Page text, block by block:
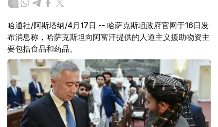
哈通社/阿斯塔纳/4月17日 -- 哈萨克斯坦政府官网于16日发
布消息称，哈萨克斯坦向阿富汗提供的人道主义援助物资主
要包括食品和药品。